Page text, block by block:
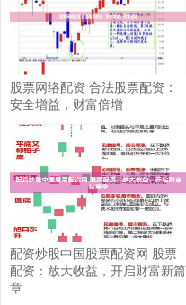
股票网络配资 合法股票配资：
安全增益，财富倍增
配资炒股中国股票配资网 股票
配资：放大收益，开启财富新篇
章